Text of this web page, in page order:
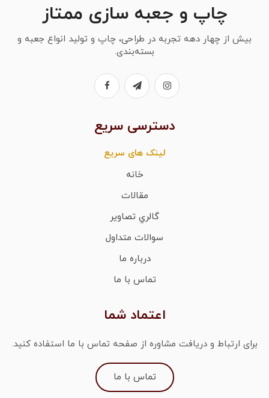
چاپ و جعبه سازی ممتاز
بیش از چهار دهه تجربه در طراحی، چاپ و تولید انواع جعبه و
بسته‌بندی.
دسترسی سریع
لینک های سریع
خانه
مقالات
گالري تصاوير
سوالات متداول
درباره ما
تماس با ما
اعتماد شما
برای ارتباط و دریافت مشاوره از صفحه تماس با ما استفاده کنید.
تماس با ما